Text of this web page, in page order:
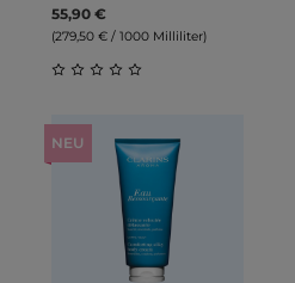
55,90 €
(279,50 € / 1000 Milliliter)
NEU